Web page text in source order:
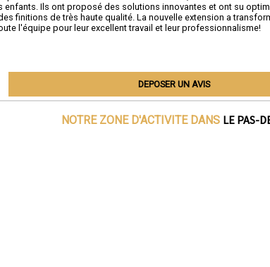
enfants. Ils ont proposé des solutions innovantes et ont su
finitions de très haute qualité. La nouvelle extension a
l'équipe pour leur excellent travail et leur professionnalisme!
DEPOSER UN AVIS
NOTRE ZONE D'ACTIVITE DANS LE PAS-